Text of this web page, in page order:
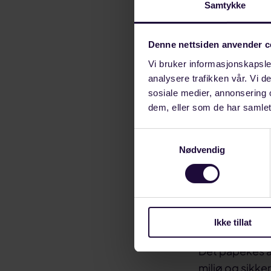
Samtykke
Denne nettsiden anvender
Vi bruker
analysere trafikken vår. Vi
sosiale medier,
dem, eller som de har
Nødvendig
Ikke tillat
årlig.
I modne
utbygging,
planlagt
og
hele landet»
Det påpekes
miljø og